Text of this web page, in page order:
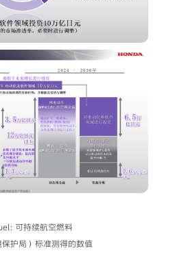
可持续航空燃料
护局）标准测得的数值